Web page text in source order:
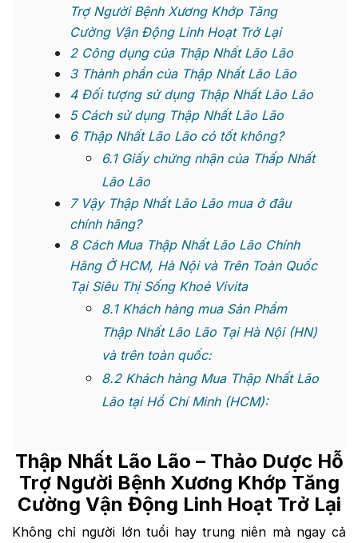
Trợ Người Bệnh Xương Khớp Tăng
Cường Vận Động Linh Hoạt Trở Lại
2Công dụng của Thập Nhất Lão Lão
3Thành phần của Thập Nhất Lão Lão
4Đối tượng sử dụng Thập Nhất Lão Lão
5Cách sử dụng Thập Nhất Lão Lão
6Thập Nhất Lão Lão có tốt không?
6.1Giấy chứng nhận của Thấp Nhất
Lão Lão
7Vậy Thập Nhất Lão Lão mua ở đâu
chính hãng?
8Cách Mua Thập Nhất Lão Lão Chính
Hãng Ở HCM, Hà Nội và Trên Toàn Quốc
Tại Siêu Thị Sống Khoẻ Vivita
8.1Khách hàng mua Sản Phẩm
Thập Nhất Lão Lão Tại Hà Nội (HN)
và trên toàn quốc:
8.2Khách hàng Mua Thập Nhất Lão
Lão tại Hồ Chí Minh (HCM):
Thập Nhất Lão Lão – Thảo Dược Hỗ
Trợ Người Bệnh Xương Khớp Tăng
Cường Vận Động Linh Hoạt Trở Lại
Không chỉ người lớn tuổi hay trung niên mà ngay cả